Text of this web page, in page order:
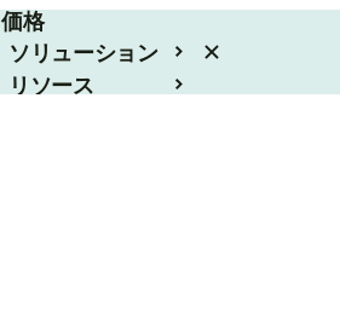
価格
ソリューション
リソース